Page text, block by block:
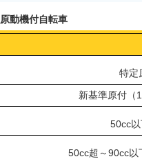
原動機付自転車
特定
新基準原付（
50cc
50cc超～90cc以